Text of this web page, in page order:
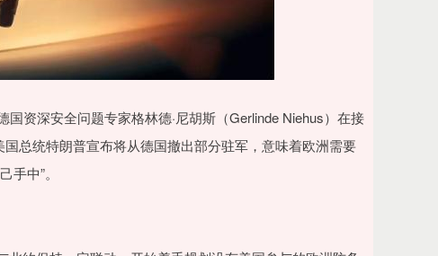
资深安全问题专家格林德·尼胡斯（Gerlinde Niehus）在接
总统特朗普宣布将从德国撤出部分驻军，意味着欧洲需要
中”。